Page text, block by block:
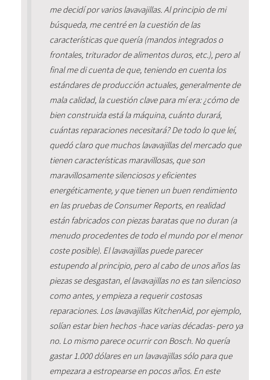
me decidí por varios lavavajillas. Al principio de mi
búsqueda, me centré en la cuestión de las
características que quería (mandos integrados o
frontales, triturador de alimentos duros, etc.), pero al
final me di cuenta de que, teniendo en cuenta los
estándares de producción actuales, generalmente de
mala calidad, la cuestión clave para mí era: ¿cómo de
bien construida está la máquina, cuánto durará,
cuántas reparaciones necesitará? De todo lo que leí,
quedó claro que muchos lavavajillas del mercado que
tienen características maravillosas, que son
maravillosamente silenciosos y eficientes
energéticamente, y que tienen un buen rendimiento
en las pruebas de Consumer Reports, en realidad
están fabricados con piezas baratas que no duran (a
menudo procedentes de todo el mundo por el menor
coste posible). El lavavajillas puede parecer
estupendo al principio, pero al cabo de unos años las
piezas se desgastan, el lavavajillas no es tan silencioso
como antes, y empieza a requerir costosas
reparaciones. Los lavavajillas KitchenAid, por ejemplo,
solían estar bien hechos -hace varias décadas- pero ya
no. Lo mismo parece ocurrir con Bosch. No quería
gastar 1.000 dólares en un lavavajillas sólo para que
empezara a estropearse en pocos años. En este